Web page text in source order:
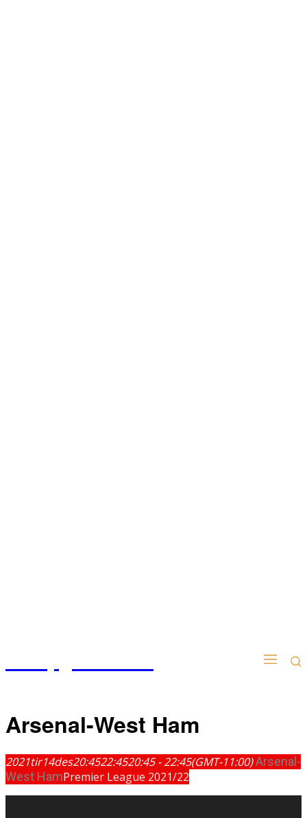
Arsenal-West Ham
2021tir14des20:4522:4520:45 - 22:45(GMT-11:00)Arsenal-
West HamPremier League 2021/22